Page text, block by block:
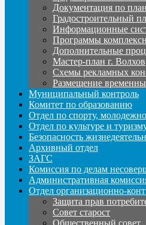
Документация по
Градостроительный
Информационные
Программы
Дополнительные
Мастер-план г. Волхов
Схемы рекламных
Размещение
Муниципальный контроль
Комитет по образованию
Отдел по спорту,
Отдел по культуре и
Безопасность
Архивный отдел
ЗАГС
Комиссия по делам
Административная
Отдел организационно-
Защита прав
Совет старост
Общественный совет